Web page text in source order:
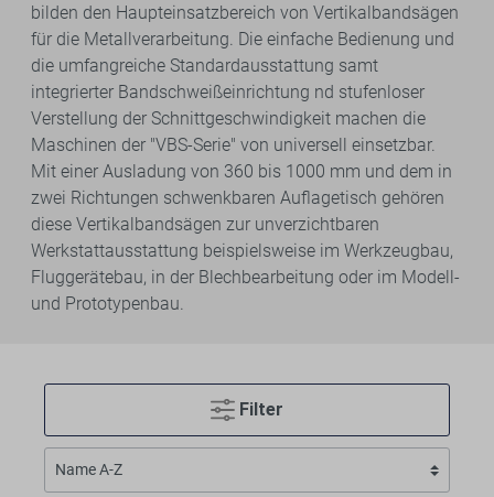
bilden den Haupteinsatzbereich von Vertikalbandsägen
für die Metallverarbeitung. Die einfache Bedienung und
die umfangreiche Standardausstattung samt
integrierter Bandschweißeinrichtung nd stufenloser
Verstellung der Schnittgeschwindigkeit machen die
Maschinen der "VBS-Serie" von universell einsetzbar.
Mit einer Ausladung von 360 bis 1000 mm und dem in
zwei Richtungen schwenkbaren Auflagetisch gehören
diese Vertikalbandsägen zur unverzichtbaren
Werkstattausstattung beispielsweise im Werkzeugbau,
Fluggerätebau, in der Blechbearbeitung oder im Modell-
und Prototypenbau.
Filter